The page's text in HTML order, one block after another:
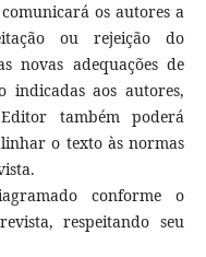
os autores a
ou rejeição do
novas adequações de
indicadas aos autores,
também poderá
o texto às normas
conforme o
respeitando seu